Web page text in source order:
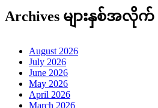
Archives များနှစ်အလိုက်
August 2026
July 2026
June 2026
May 2026
April 2026
March 2026